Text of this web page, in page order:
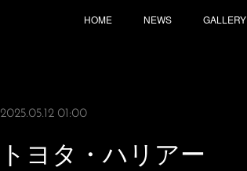
HOME NEWS GALLERY
2025.05.12 01:00
トヨタ・ハリアー